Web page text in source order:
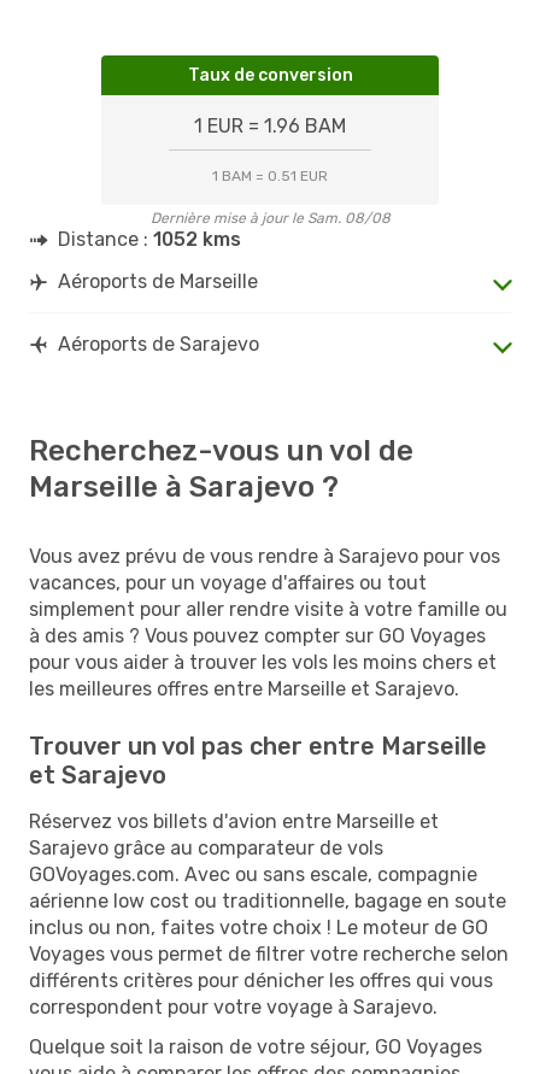
Taux de conversion
1 EUR = 1.96 BAM
1 BAM = 0.51 EUR
Dernière mise à jour le Sam. 08/08
Distance : 1052 kms
Aéroports de Marseille
Aéroports de Sarajevo
Recherchez-vous un vol de
Marseille à Sarajevo ?
Vous avez prévu de vous rendre à Sarajevo pour vos
vacances, pour un voyage d'affaires ou tout
simplement pour aller rendre visite à votre famille ou
à des amis ? Vous pouvez compter sur GO Voyages
pour vous aider à trouver les vols les moins chers et
les meilleures offres entre Marseille et Sarajevo.
Trouver un vol pas cher entre Marseille
et Sarajevo
Réservez vos billets d'avion entre Marseille et
Sarajevo grâce au comparateur de vols
GOVoyages.com. Avec ou sans escale, compagnie
aérienne low cost ou traditionnelle, bagage en soute
inclus ou non, faites votre choix ! Le moteur de GO
Voyages vous permet de filtrer votre recherche selon
différents critères pour dénicher les offres qui vous
correspondent pour votre voyage à Sarajevo.
Quelque soit la raison de votre séjour, GO Voyages